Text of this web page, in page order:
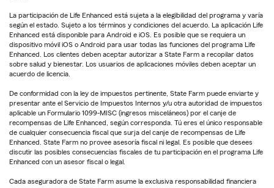
La participación de Life Enhanced está sujeta a la elegibilidad del programa y varía
según el estado. Sujeto a los términos y condiciones del acuerdo. La aplicación Life
Enhanced está disponible para Android e iOS. Es posible que se requiera un
dispositivo móvil iOS o Android para usar todas las funciones del programa Life
Enhanced. Los clientes deben aceptar autorizar a State Farm a recopilar datos
sobre salud y bienestar. Los usuarios de aplicaciones móviles deben aceptar un
acuerdo de licencia.
De conformidad con la ley de impuestos pertinente, State Farm puede enviarte y
presentar ante el Servicio de Impuestos Internos y/u otra autoridad de impuestos
aplicable un Formulario 1099-MISC (ingresos misceláneos) por el canje de
recompensas de Life Enhanced, según corresponda. Tú eres el único responsable
de cualquier consecuencia fiscal que surja del canje de recompensas de Life
Enhanced. State Farm no provee asesoría fiscal ni legal. Es posible que desees
discutir las posibles consecuencias fiscales de tu participación en el programa Life
Enhanced con un asesor fiscal o legal.
Cada aseguradora de State Farm asume la exclusiva responsabilidad financiera